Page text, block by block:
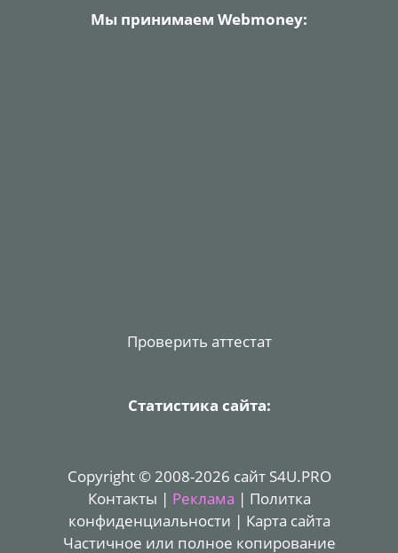
Мы принимаем Webmoney:
Проверить аттестат
Статистика сайта:
Copyright © 2008-2026 сайт S4U.PRO
Контакты | Реклама | Политка
конфиденциальности | Карта сайта
Частичное или полное копирование